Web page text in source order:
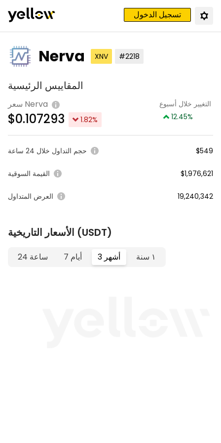
تسجيل الدخول
Nerva XNV #2218
المقاييس الرئيسية
سعر Nerva
$0.107293 1.82%
التغيير خلال أسبوع
12.45%
حجم التداول خلال 24 ساعة $549
القيمة السوقية $1,976,621
العرض المتداول 19,240,342
الأسعار التاريخية (USDT)
24 ساعة 7 أيام 3 أشهر ١ سنة